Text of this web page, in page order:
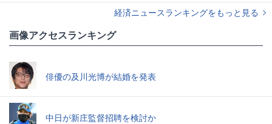
経済ニュースランキングをもっと見る
画像アクセスランキング
俳優の及川光博が結婚を発表
中日が新庄監督招聘を検討か